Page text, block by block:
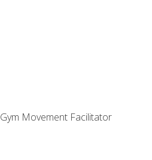
Movement Facilitator